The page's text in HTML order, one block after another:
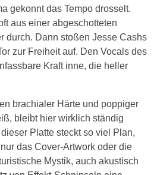
gekonnt das Tempo drosselt.
aus einer abgeschotteten
durch. Dann stoßen Jesse Cashs
zur Freiheit auf. Den Vocals des
Kraft inne, die heller
brachialer Härte und poppiger
bleibt hier wirklich ständig
Platte steckt so viel Plan,
das Cover-Artwork oder die
Mystik, auch akustisch